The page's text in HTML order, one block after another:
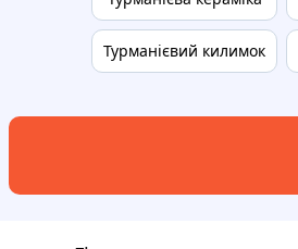
Турманієвий килимок